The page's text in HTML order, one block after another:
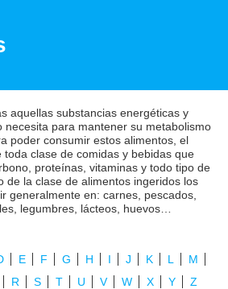
aquellas substancias energéticas y
necesita para mantener su metabolismo
poder consumir estos alimentos, el
clase de comidas y bebidas que
proteínas, vitaminas y todo tipo de
de la clase de alimentos ingeridos los
generalmente en: carnes, pescados,
legumbres, lácteos, huevos…
E F G H I J K L
M
R S T U V W X Y Z